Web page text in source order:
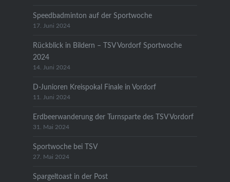
Speedbadminton auf der Sportwoche
17. Juni 2024
Rückblick in Bildern – TSV Vordorf Sportwoche
2024
14. Juni 2024
D-Junioren Kreispokal Finale in Vordorf
11. Juni 2024
Erdbeerwanderung der Turnsparte des TSV Vordorf
31. Mai 2024
Sportwoche bei TSV
27. Mai 2024
Spargeltoast in der Post